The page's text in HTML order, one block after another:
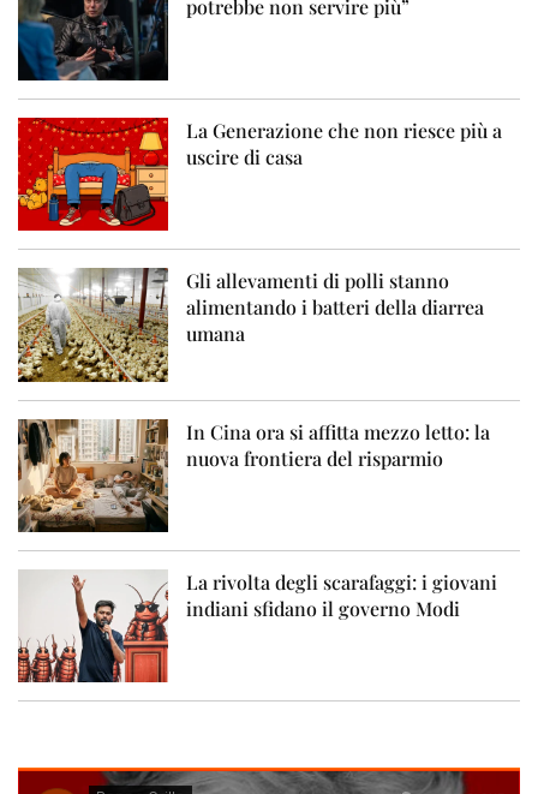
potrebbe non servire più”
La Generazione che non riesce più a
uscire di casa
Gli allevamenti di polli stanno
alimentando i batteri della diarrea
umana
In Cina ora si affitta mezzo letto: la
nuova frontiera del risparmio
La rivolta degli scarafaggi: i giovani
indiani sfidano il governo Modi